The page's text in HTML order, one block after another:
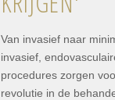
Van invasief naar
invasief,
procedures zorgen
revolutie in de